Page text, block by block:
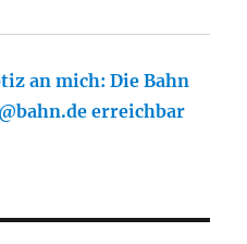
an mich: Die Bahn
erreichbar